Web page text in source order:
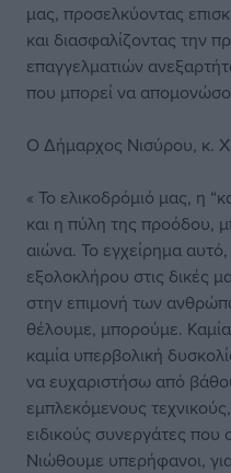
μας, προσελκύοντας
και διασφαλίζοντας την
επαγγελματιών
που μπορεί να
Ο Δήμαρχος Νισύρου, κ.
« Το ελικοδρόμιό μας, η
και η πύλη της προόδου,
αιώνα. Το εγχείρημα
εξολοκλήρου στις δικές
στην επιμονή των
θέλουμε, μπορούμε.
καμία υπερβολική
να ευχαριστήσω από
εμπλεκόμενους
ειδικούς συνεργάτες που
Νιώθουμε υπερήφανοι,